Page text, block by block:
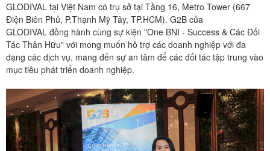
GLODIVAL tại Việt Nam có trụ sở tại Tầng 16, Metro Tower (667
Điện Biên Phủ, P.Thạnh Mỹ Tây, TP.HCM). G2B của
GLODIVAL đồng hành cùng sự kiện "One BNI - Success & Các Đối
Tác Thân Hữu" với mong muốn hỗ trợ các doanh nghiệp với đa
dạng các dịch vụ, mang đến sự an tâm để các đối tác tập trung vào
mục tiêu phát triển doanh nghiệp.